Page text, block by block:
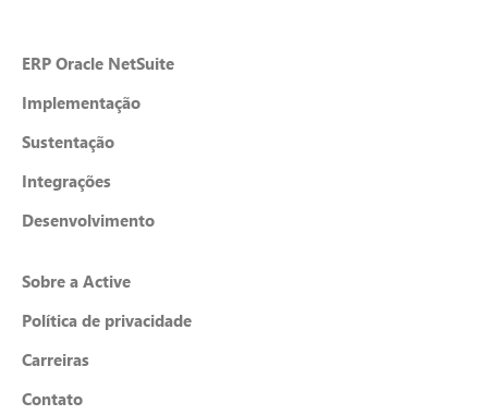
ERP Oracle NetSuite
Implementação
Sustentação
Integrações
Desenvolvimento
Sobre a Active
Política de privacidade
Carreiras
Contato